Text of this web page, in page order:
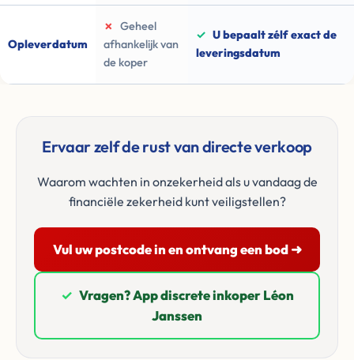
Opleverdatum
✗
Geheel
afhankelijk van
de koper
✓ U bepaalt zélf exact de
leveringsdatum
Ervaar zelf de rust van directe verkoop
Waarom wachten in onzekerheid als u vandaag de
financiële zekerheid kunt veiligstellen?
Vul uw postcode in en ontvang een bod ➜
✓ Vragen? App discrete inkoper Léon
Janssen